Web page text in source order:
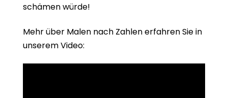
schämen würde!
Mehr über Malen nach Zahlen erfahren Sie in
unserem Video: